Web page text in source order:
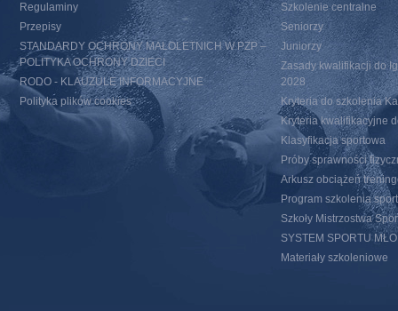
Regulaminy
Przepisy
STANDARDY OCHRONY MAŁOLETNICH W PZP –
POLITYKA OCHRONY DZIECI
RODO - KLAUZULE INFORMACYJNE
Polityka plików cookies
Szkolenie centralne
Seniorzy
Juniorzy
Zasady kwalifikacji do
2028
Kryteria do szkolenia
Kryteria kwalifikacyjne
Klasyfikacja sportowa
Próby sprawności
Arkusz obciążeń
Program szkolenia
Szkoły Mistrzostwa
SYSTEM SPORTU
Materiały szkoleniowe